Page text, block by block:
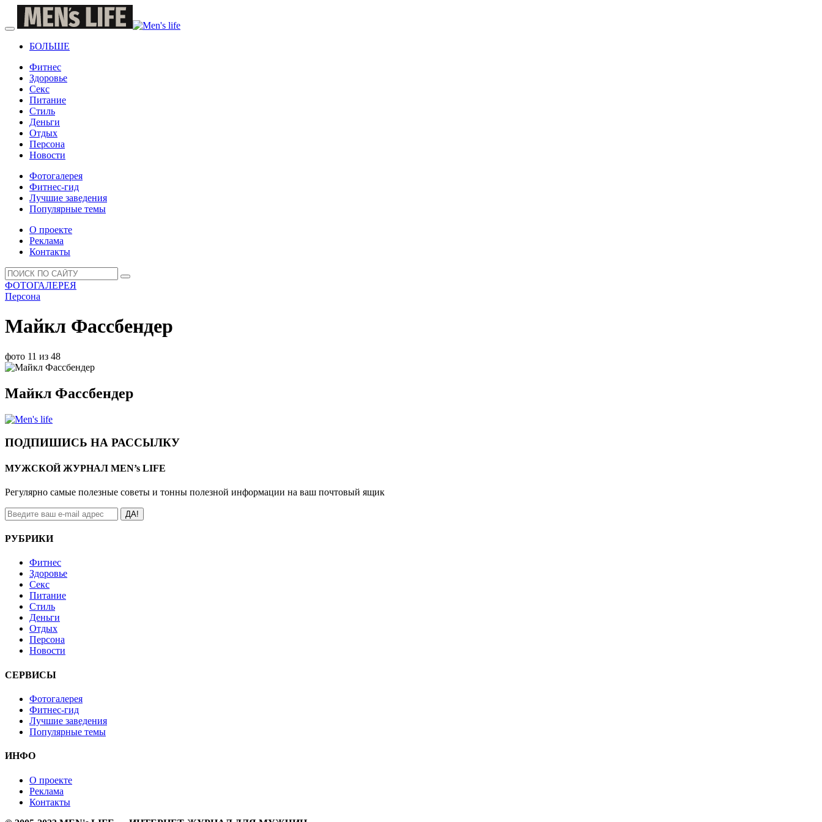
БОЛЬШЕ
Фитнес
Здоровье
Секс
Питание
Стиль
Деньги
Отдых
Персона
Новости
Фотогалерея
Фитнес-гид
Лучшие заведения
Популярные темы
О проекте
Реклама
Контакты
ФОТОГАЛЕРЕЯ
Персона
Майкл Фассбендер
фото 11 из 48
Майкл Фассбендер
ПОДПИШИСЬ НА РАССЫЛКУ
МУЖСКОЙ ЖУРНАЛ MEN’s LIFE
Регулярно самые полезные советы и тонны полезной информации на ваш почтовый ящик
ДА!
РУБРИКИ
Фитнес
Здоровье
Секс
Питание
Стиль
Деньги
Отдых
Персона
Новости
СЕРВИСЫ
Фотогалерея
Фитнес-гид
Лучшие заведения
Популярные темы
ИНФО
О проекте
Реклама
Контакты